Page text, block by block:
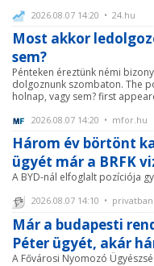
2026.08.07 14:20 • 24.hu
Most akkor
sem?
Pénteken éreztünk némi
dolgoznunk szombaton. The
holnap, vagy sem? first
2026.08.07 14:20 • mfor.hu
Három év börtönt
ügyét már a BRFK
A BYD-nál elfoglalt pozíciója
2026.08.07 14:10 •
Már a budapesti
Péter ügyét, akár
A Fővárosi Nyomozó